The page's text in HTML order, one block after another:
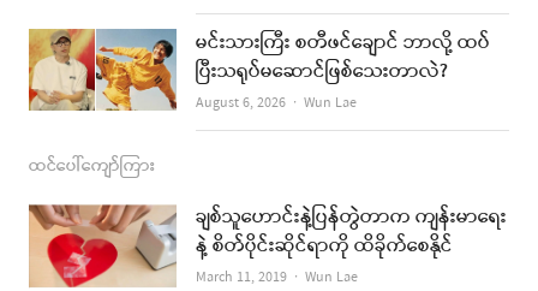
မင်းသားကြီး စတီဖင်ချောင် ဘာလို့ ထပ်
ပြီးသရုပ်မဆောင်ဖြစ်သေးတာလဲ?
August 6, 2026 Author
Wun Lae
ထင်ပေါ်ကျော်ကြား
ချစ်သူဟောင်းနဲ့ပြန်တွဲတာက ကျန်းမာရေး
နဲ့ စိတ်ပိုင်းဆိုင်ရာကို ထိခိုက်စေနိုင်
March 11, 2019 Author
Wun Lae